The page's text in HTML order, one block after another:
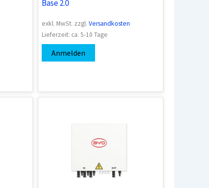
Base 2.0
exkl. MwSt. zzgl.Versandkosten
Lieferzeit: ca. 5-10 Tage
Anmelden